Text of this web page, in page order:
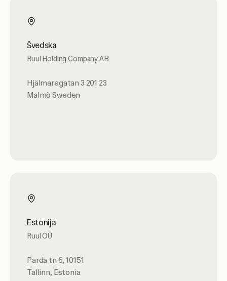
Švedska
Ruul Holding Company AB
Hjälmaregatan 3 201 23
Malmö Sweden
Estonija
Ruul OÜ
Parda tn 6, 10151
Tallinn, Estonia